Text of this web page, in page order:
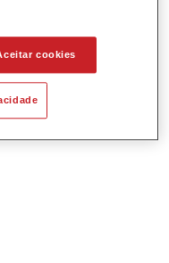
para cores lisas.
cookies